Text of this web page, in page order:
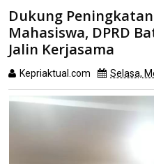
politik
Dukung Peningkatan
FISIP Unrika Jalin Kerjasama
Dukung
Mahasiswa, DPRD
Jalin Kerjasama
Kepriaktual.com Selasa,